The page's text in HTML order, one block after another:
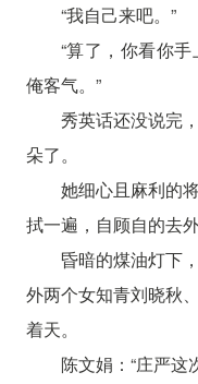
“我自己来吧。”
“算了，你看你
俺客气。”
秀英话还没说完
朵了。
她细心且麻利的
拭一遍，自顾自的去
昏暗的煤油灯下
外两个女知青刘晓秋
着天。
陈文娟：“庄严这